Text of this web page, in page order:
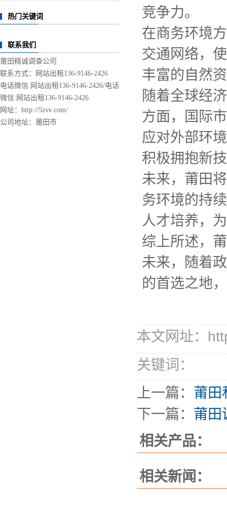
热门关键词
联系我们
莆田精诚调查公司
联系方式：网站出租136-9146-2426
电话微信:网站出租136-9146-2426/电话
微信:网站出租136-9146-2426
网址：http://5zvv.com/
公司地址：莆田市
竞争力。
在商务环境
交通网络，
丰富的自然
随着全球经
方面，国际
应对外部环
积极拥抱新
未来，莆田
务环境的持
人才培养，
综上所述，
未来，随着
的首选之地
本文网址：
关键词：
上一篇： 莆田
下一篇： 莆田
相关产品：
相关新闻：